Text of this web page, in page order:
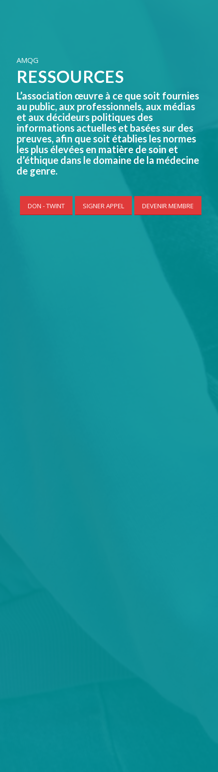
AMQG
RESSOURCES
L’association œuvre à ce que soit fournies
au public, aux professionnels, aux médias
et aux décideurs politiques des
informations actuelles et basées sur des
preuves, afin que soit établies les normes
les plus élevées en matière de soin et
d’éthique dans le domaine de la médecine
de genre.
DON - TWINT SIGNER APPEL DEVENIR MEMBRE